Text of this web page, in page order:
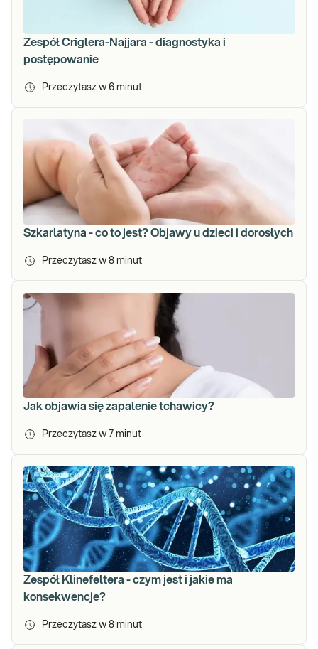
Zespół Criglera-Najjara - diagnostyka i
postępowanie
Przeczytasz w 6 minut
Szkarlatyna - co to jest? Objawy u dzieci i dorosłych
Przeczytasz w 8 minut
Jak objawia się zapalenie tchawicy?
Przeczytasz w 7 minut
Zespół Klinefeltera - czym jest i jakie ma
konsekwencje?
Przeczytasz w 8 minut